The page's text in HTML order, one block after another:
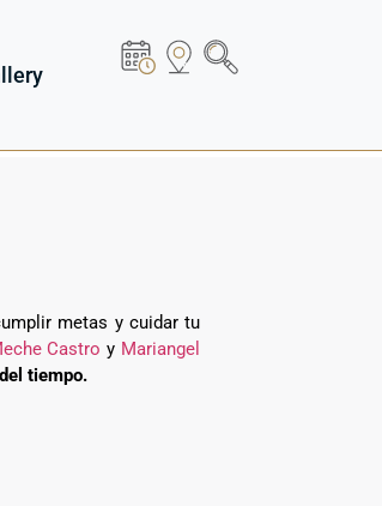
metas y cuidar tu
Castro y Mariangel
tiempo.